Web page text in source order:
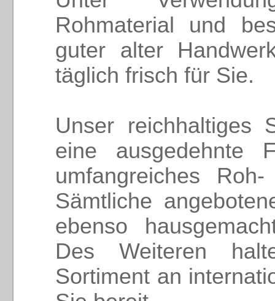
Rohmaterial und
guter alter
täglich frisch für Sie.
Unser reichhaltiges
eine ausgedehnte
umfangreiches
Sämtliche
ebenso
Des Weiteren
Sortiment an